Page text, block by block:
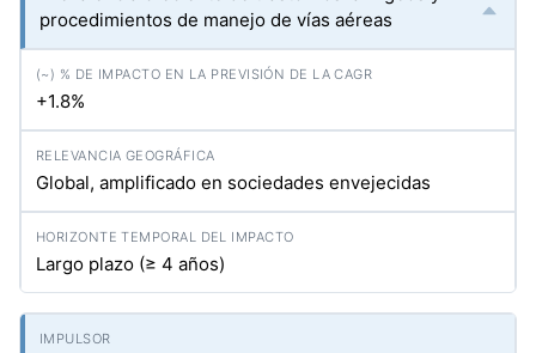
procedimientos de manejo de vías aéreas
+1.8%
Global, amplificado en sociedades envejecidas
Largo plazo (≥ 4 años)